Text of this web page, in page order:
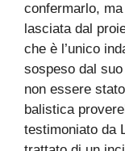
confermarlo,
lasciata dal
che è l’unico
sospeso dal
non essere
balistica
testimoniato da